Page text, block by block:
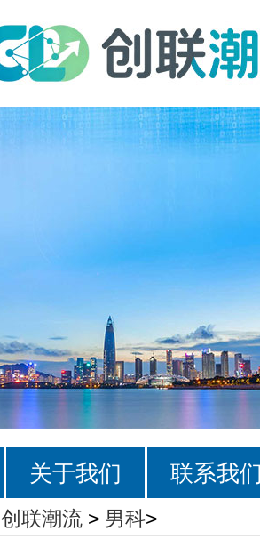
关于我们 联系我
创联潮流> 男科>